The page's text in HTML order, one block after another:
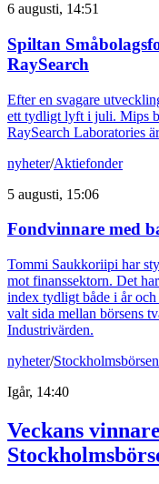
6 augusti, 14:51
Spiltan
RaySearch
Efter en svagare
ett tydligt lyft i juli. Mips
RaySearch Laboratories
nyheter/Aktiefonder
5 augusti, 15:06
Fondvinnare med
Tommi Saukkoriipi har
mot finanssektorn. Det
index tydligt både i år
valt sida mellan börsens
Industrivärden.
nyheter/Stockholmsbörsen
Igår, 14:40
Veckans